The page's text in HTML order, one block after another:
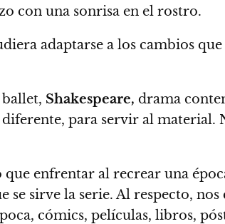
con una sonrisa en el rostro.
adaptarse a los cambios
Shakespeare, drama
para servir al material.
enfrentar al recrear una
sirve la serie. Al respecto,
cómics, películas, libros,